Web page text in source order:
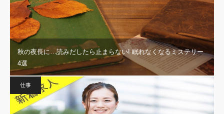
秋の夜長に…読みだしたら止まらない! 眠れなくなるミステリー
4選
仕事